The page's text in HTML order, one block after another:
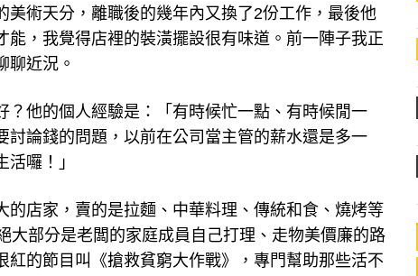
術天分，離職後的幾年內又換了2份工作，最後他
，我覺得店裡的裝潢擺設很有味道。前一陣子我正
聊近況。
他的個人經驗是：「有時候忙一點、有時候閒一
論錢的問題，以前在公司當主管的薪水還是多一
囉！」
店家，賣的是拉麵、中華料理、傳統和食、燒烤等
大部分是老闆的家庭成員自己打理、走物美價廉的路
的節目叫《搶救貧窮大作戰》，專門幫助那些活不